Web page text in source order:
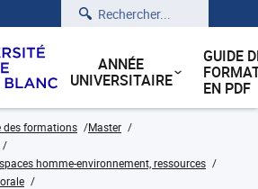
Rechercher
ANNÉE
UNIVERSITAIRE
GUIDE
EN PDF
des formations
Master
homme-environnement, ressources